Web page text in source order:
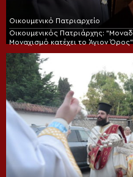
Οικουμενικό Πατριαρχείο
Οικουμενικός Πατριάρχης:
Μοναχισμό κατέχει το Άγιον Όρος”